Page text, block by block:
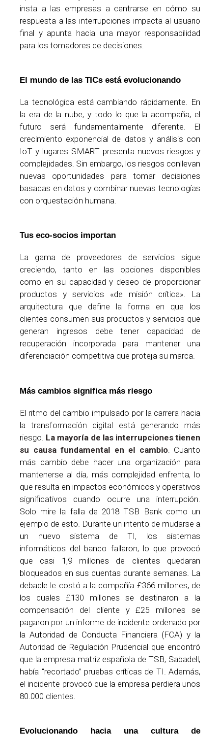
insta a las empresas a centrarse en cómo su
respuesta a las interrupciones impacta al usuario
final y apunta hacia una mayor responsabilidad
para los tomadores de decisiones.
El mundo de las TICs está evolucionando
La tecnológica está cambiando rápidamente. En
la era de la nube, y todo lo que la acompaña, el
futuro será fundamentalmente diferente. El
crecimiento exponencial de datos y análisis con
IoT y lugares SMART presenta nuevos riesgos y
complejidades. Sin embargo, los riesgos conllevan
nuevas oportunidades para tomar decisiones
basadas en datos y combinar nuevas tecnologías
con orquestación humana.
Tus eco-socios importan
La gama de proveedores de servicios sigue
creciendo, tanto en las opciones disponibles
como en su capacidad y deseo de proporcionar
productos y servicios «de misión crítica». La
arquitectura que define la forma en que los
clientes consumen sus productos y servicios que
generan ingresos debe tener capacidad de
recuperación incorporada para mantener una
diferenciación competitiva que proteja su marca.
Más cambios significa más riesgo
El ritmo del cambio impulsado por la carrera hacia
la transformación digital está generando más
riesgo. La mayoría de las interrupciones tienen
su causa fundamental en el cambio. Cuanto
más cambio debe hacer una organización para
mantenerse al día, más complejidad enfrenta, lo
que resulta en impactos económicos y operativos
significativos cuando ocurre una interrupción.
Solo mire la falla de 2018 TSB Bank como un
ejemplo de esto. Durante un intento de mudarse a
un nuevo sistema de TI, los sistemas
informáticos del banco fallaron, lo que provocó
que casi 1,9 millones de clientes quedaran
bloqueados en sus cuentas durante semanas. La
debacle le costó a la compañía £366 millones, de
los cuales £130 millones se destinaron a la
compensación del cliente y £25 millones se
pagaron por un informe de incidente ordenado por
la Autoridad de Conducta Financiera (FCA) y la
Autoridad de Regulación Prudencial que encontró
que la empresa matriz española de TSB, Sabadell,
había “recortado” pruebas críticas de TI. Además,
el incidente provocó que la empresa perdiera unos
80.000 clientes.
Evolucionando hacia una cultura de